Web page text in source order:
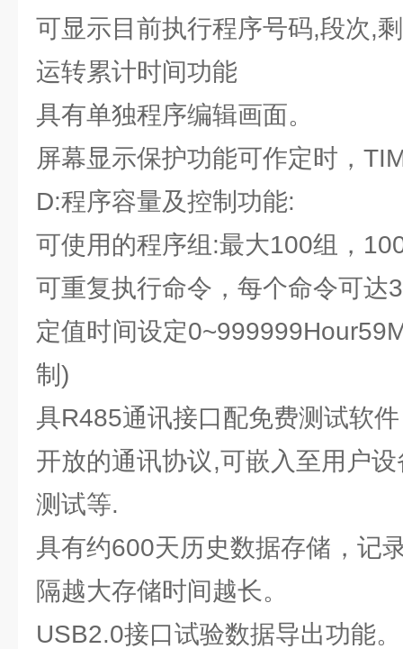
可显示目前执行程序号码,段次,
运转累计时间功能
具有单独程序编辑画面。
屏幕显示保护功能可作定时，
D:程序容量及控制功能:
可使用的程序组:最大100组，
可重复执行命令，每个命令可达
定值时间设定
制)
具R485通讯接口配免费测试软件
开放的通讯协议,可嵌入至用户
测试等.
具有约600天历史数据存储，记
隔越大存储时间越长。
USB2.0接口试验数据导出功能。